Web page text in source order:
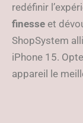
redéfinir
finesse et
ShopSystem
iPhone 15.
appareil le